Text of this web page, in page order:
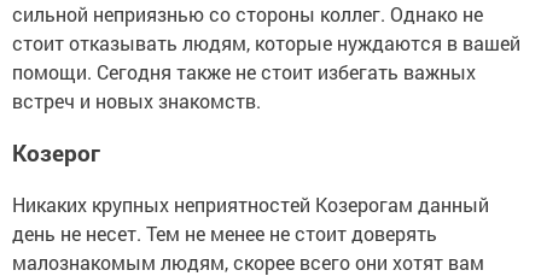
сильной неприязнью со стороны коллег. Однако не
стоит отказывать людям, которые нуждаются в вашей
помощи. Сегодня также не стоит избегать важных
встреч и новых знакомств.
Козерог
Никаких крупных неприятностей Козерогам данный
день не несет. Тем не менее не стоит доверять
малознакомым людям, скорее всего они хотят вам